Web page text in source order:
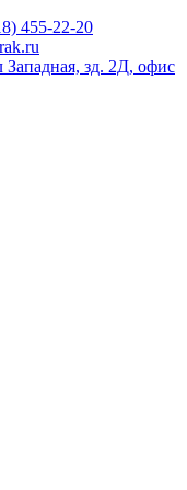
455-22-20
Западная, зд. 2Д, офис